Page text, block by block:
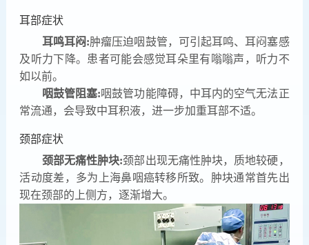
耳部症状
耳鸣耳闷:肿瘤压迫咽鼓管，可引起耳鸣、耳闷塞感
及听力下降。患者可能会感觉耳朵里有嗡嗡声，听力不
如以前。
咽鼓管阻塞:咽鼓管功能障碍，中耳内的空气无法正
常流通，会导致中耳积液，进一步加重耳部不适。
颈部症状
颈部无痛性肿块:颈部出现无痛性肿块，质地较硬，
活动度差，多为上海鼻咽癌转移所致。肿块通常首先出
现在颈部的上侧方，逐渐增大。